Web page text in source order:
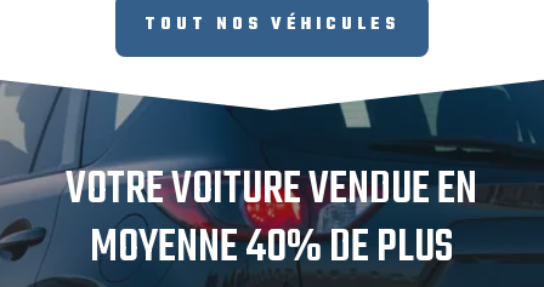
TOUT NOS VÉHICULES
VOTRE VOITURE VENDUE EN
MOYENNE 40% DE PLUS